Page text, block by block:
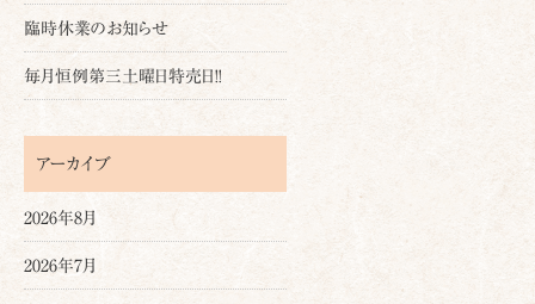
臨時休業のお知らせ
毎月恒例第三土曜日特売日!!
アーカイブ
2026年8月
2026年7月